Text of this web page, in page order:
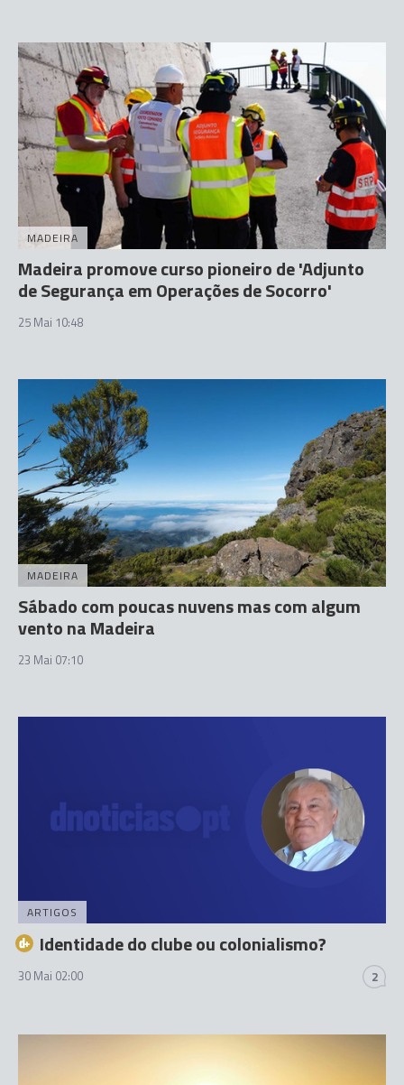
MADEIRA
Madeira promove curso pioneiro de 'Adjunto
de Segurança em Operações de Socorro'
25 Mai 10:48
MADEIRA
Sábado com poucas nuvens mas com algum
vento na Madeira
23 Mai 07:10
ARTIGOS
Identidade do clube ou colonialismo?
30 Mai 02:00 2